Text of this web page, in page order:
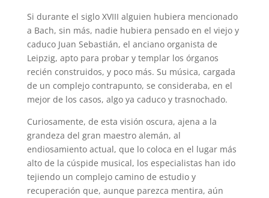
Si durante el siglo XVIII alguien hubiera mencionado
a Bach, sin más, nadie hubiera pensado en el viejo y
caduco Juan Sebastián, el anciano organista de
Leipzig, apto para probar y templar los órganos
recién construidos, y poco más. Su música, cargada
de un complejo contrapunto, se consideraba, en el
mejor de los casos, algo ya caduco y trasnochado.
Curiosamente, de esta visión oscura, ajena a la
grandeza del gran maestro alemán, al
endiosamiento actual, que lo coloca en el lugar más
alto de la cúspide musical, los especialistas han ido
tejiendo un complejo camino de estudio y
recuperación que, aunque parezca mentira, aún